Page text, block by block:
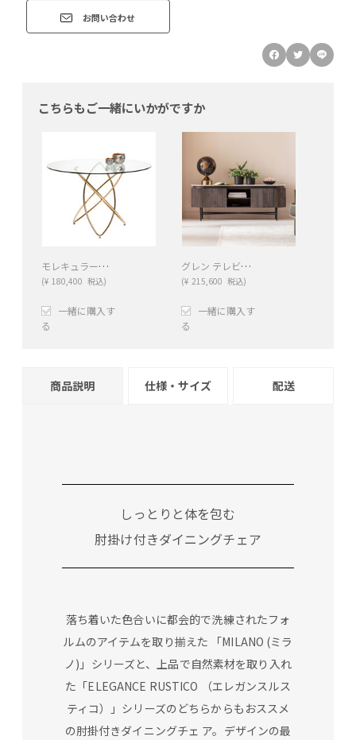
お問い合わせ
こちらもご一緒にいかがですか
モレキュラーゴールド O120cm ダイニングテーブル
(¥ 180,400 税込)
一緒に購入す
る
グレン テレビボード
(¥ 215,600 税込)
一緒に購入す
る
商品説明 仕様・サイズ 配送
しっとりと体を包む
肘掛け付きダイニングチェア
落ち着いた色合いに都会的で洗練されたフォ
ルムのアイテムを取り揃えた 「MILANO (ミラ
ノ)」シリーズと、上品で自然素材を取り入れ
た「ELEGANCE RUSTICO （エレガンスルス
ティコ）」シリーズのどちらからもおススメ
の肘掛付きダイニングチェ ア。デザインの最